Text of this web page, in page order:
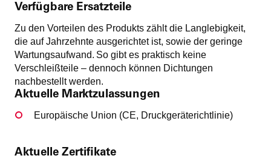
Verfügbare Ersatzteile
Zu den Vorteilen des Produkts zählt die Langlebigkeit,
die auf Jahrzehnte ausgerichtet ist, sowie der geringe
Wartungsaufwand. So gibt es praktisch keine
Verschleißteile – dennoch können Dichtungen
nachbestellt werden.
Aktuelle Marktzulassungen
Europäische Union (CE, Druckgeräterichtlinie)
Aktuelle Zertifikate